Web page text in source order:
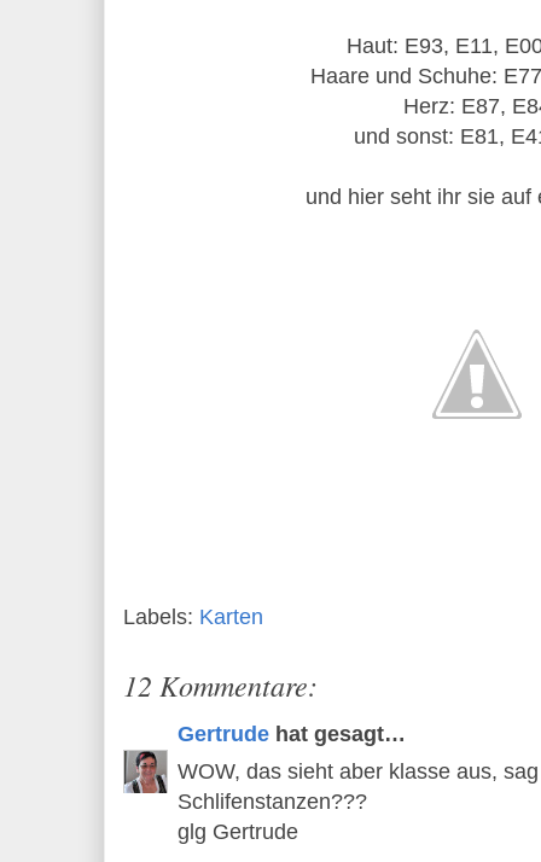
Haut: E93, E11,
Haare und Schuhe:
Herz: E87,
und sonst: E81,
und hier seht ihr sie auf
Labels: Karten
12 Kommentare:
Gertrude hat gesagt…
WOW, das sieht aber klasse aus,
Schlifenstanzen???
glg Gertrude